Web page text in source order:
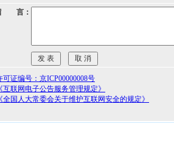
言：
证编号：京ICP00000008号
联网电子公告服务管理规定》
全国人大常委会关于维护互联网安全的规定》